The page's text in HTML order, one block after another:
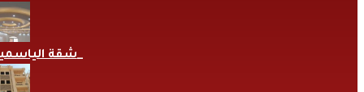
شقة